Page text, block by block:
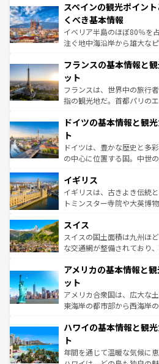
ろん、トスカーナの美しい
景など、自然景観も見逃せ
ピザやパスタなど、絶品の
できる。朝目覚めてから夜
なお、新着のイタリア情報は
しい。
スペインの観光ポイン
くべき基本情報
イベリア半島のほぼ80％を
注ぐ地中海沿岸から雄大な
文化が根付くこの国では、
れる闘牛、そして美味しい
る。首都マドリードの洗練
アートに溢れた街角から、
せる。地方によって風土や
ンテンツ一覧 を参照してほし
フランスの基本情報と
ット
フランスは、世界中の旅行
指の観光地だ。首都パリの
で、幅広い魅力が詰まって
聖堂、美しいビーチ、そし
から魅了する。また、フラ
れ、フランス料理はユネス
香り高いラベンダー畑など
らに、パリ以外の地域にも
も豊かな歴史と文化が息づ
を参照してほしい。
ドイツの基本情報と観
ト
ドイツは、豊かな歴史と多
の中心に位置する国。中世
顔を持つこの国は、どこを
ルリンの文化的活気、バイ
してライン川沿いのワイン
は、お酒好きな人にはぜひ体験して
ドイツ情報はコンテンツ一覧
イギリス
イギリスは、古きよき伝統
トミンスター寺院や大英博
リアごとに異なる魅力があ
ティー、ビール好きにはた
戦など、本場だからこそで
ンツ一覧を参照してほしい。
スイス
スイスの国土面積は九州ほ
な交通網が整備されており
の建物がそのまま残る町や
博物館もあり、アルプス観
ことができる。国民の所得
者向けの交通パス提供のサ
着のスイス情報はコンテン
アメリカの基本情報と
ット
アメリカ合衆国は、広大な
東海岸の都市部から西海岸
のような巨大都市は、観光
ンメントが詰まった刺激的
西部には大自然が広がり、
ストーン国立公園といった
ハワイの基本情報と観
ト
年間を通じて温暖な気候に